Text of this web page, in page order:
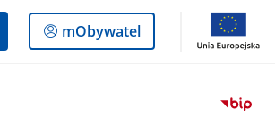
Logowanie
do
mObywatel